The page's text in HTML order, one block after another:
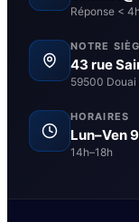
Réponse < 4h
NOTRE
43 rue
59500 Douai
HORAIRES
Lun–Ven
14h–18h